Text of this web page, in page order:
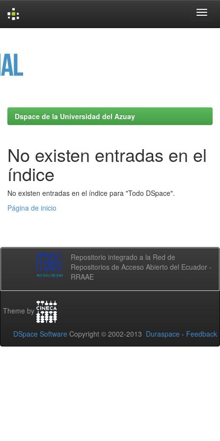
Dspace de la Universidad del Azuay
No existen entradas en el
índice
No existen entradas en el índice para "Todo DSpace".
Página de inicio
Repositorio integrado a la Red de
Repositorios de Acceso Abierto del Ecuador -
RRAAE
Theme by
DSpace Software Copyright © 2002-2013 Duraspace - Feedback